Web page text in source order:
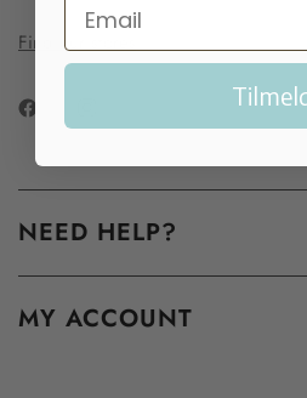
Find our stores
NEED HELP?
MY ACCOUNT